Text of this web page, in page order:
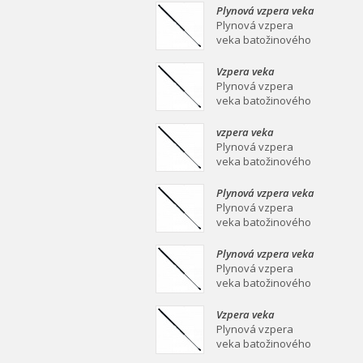
mm Plynová vzpera
veka batožinového
priestoru Ei
Plynová vzpera veka
batožinového
priestoru 639/258
Plynová vzpera
veka batožinového
mm Plynová vzpera
veka batožinového
priestoru Ei
Vzpera veka
batožinového
priestoru 387/139
Plynová vzpera
veka batožinového
mm Plynová vzpera
veka batožinového
priestoru Ei
vzpera veka
batožinového
priestoru 558/253
Plynová vzpera
veka batožinového
mm Plynová vzpera
veka batožinového
priestoru Ei
Plynová vzpera veka
batožinového
priestoru 549/219
Plynová vzpera
veka batožinového
mm Plynová vzpera
veka batožinového
priestoru Ei
Plynová vzpera veka
batožinového
priestoru 467/160
Plynová vzpera
veka batožinového
mm Plynová vzpera
veka batožinového
priestoru Ei
Vzpera veka
batožinového
priestoru 475/180
Plynová vzpera
veka batožinového